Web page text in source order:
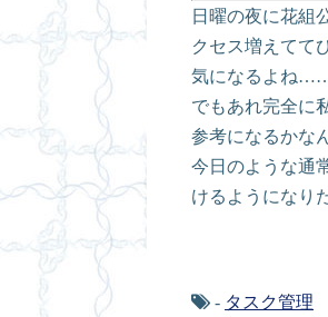
日曜の夜に花組
クセス増えてて
気になるよね……
でもあれ完全に
参考になるかな
今日のような通
けるようになり
- タスク管理